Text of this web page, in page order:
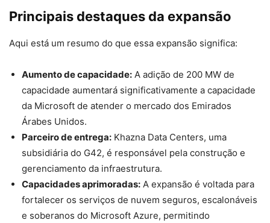
Principais destaques da expansão
Aqui está um resumo do que essa expansão significa:
Aumento de capacidade: A adição de 200 MW de
capacidade aumentará significativamente a capacidade
da Microsoft de atender o mercado dos Emirados
Árabes Unidos.
Parceiro de entrega: Khazna Data Centers, uma
subsidiária do G42, é responsável pela construção e
gerenciamento da infraestrutura.
Capacidades aprimoradas: A expansão é voltada para
fortalecer os serviços de nuvem seguros, escalonáveis ​​
e soberanos do Microsoft Azure, permitindo